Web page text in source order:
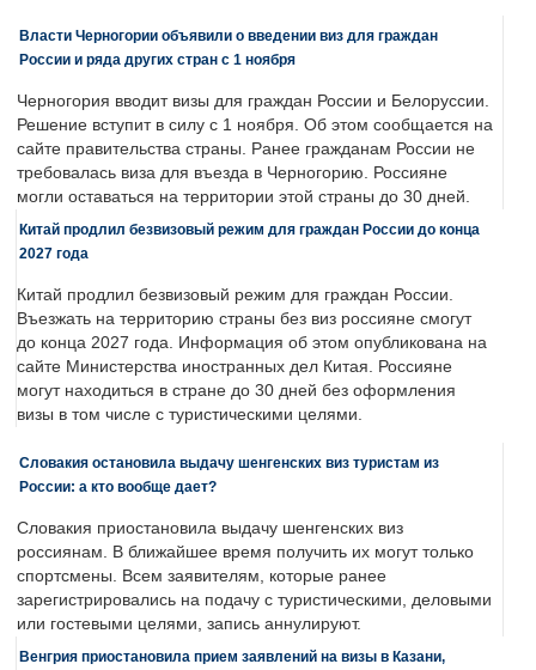
Власти Черногории объявили о введении виз для граждан
России и ряда других стран с 1 ноября
Черногория вводит визы для граждан России и Белоруссии.
Решение вступит в силу с 1 ноября. Об этом сообщается на
сайте правительства страны. Ранее гражданам России не
требовалась виза для въезда в Черногорию. Россияне
могли оставаться на территории этой страны до 30 дней.
Китай продлил безвизовый режим для граждан России до конца
2027 года
Китай продлил безвизовый режим для граждан России.
Въезжать на территорию страны без виз россияне смогут
до конца 2027 года. Информация об этом опубликована на
сайте Министерства иностранных дел Китая. Россияне
могут находиться в стране до 30 дней без оформления
визы в том числе с туристическими целями.
Словакия остановила выдачу шенгенских виз туристам из
России: а кто вообще дает?
Словакия приостановила выдачу шенгенских виз
россиянам. В ближайшее время получить их могут только
спортсмены. Всем заявителям, которые ранее
зарегистрировались на подачу с туристическими, деловыми
или гостевыми целями, запись аннулируют.
Венгрия приостановила прием заявлений на визы в Казани,